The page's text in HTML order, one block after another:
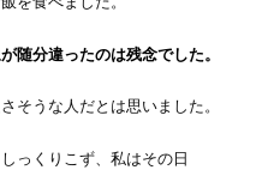
随分違ったのは残念でした。
そうな人だとは思いました。
っくりこず、私はその日